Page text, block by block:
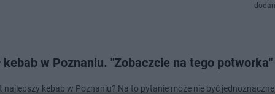
kebab w Poznaniu. "Zobaczcie na tego potworka"
najlepszy kebab w Poznaniu? Na to pytanie może nie być jednoznacznej